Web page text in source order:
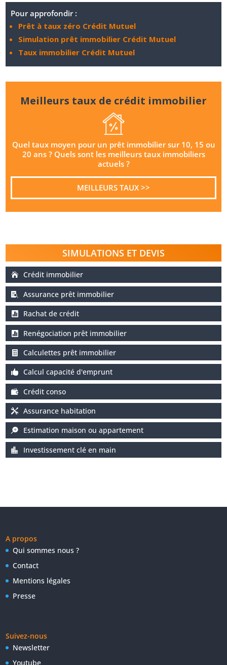
Pour approfondir :
Prêt à taux zéro Crédit Mutuel
Simulation prêt immobilier Crédit Mutuel
Taux immobilier Crédit Mutuel
Meilleurs taux de crédit immobilier
Quel taux moyen pour un prêt immobilier sur 10, 15 ou
20 ans ? Quels sont les meilleurs taux immobiliers
actuels ?
MEILLEURS TAUX >>
SIMULATIONS ET DEVIS
Crédit immobilier
Assurance prêt immobilier
Rachat de crédit
Renégociation prêt immobilier
Calculettes prêt immobilier
Calcul capacité d'emprunt
Crédit conso
Assurance habitation
Estimation maison ou appartement
Investissement clé en main
A propos
Qui sommes nous ?
Contact
Mentions légales
Presse
Suivez-nous
Newsletter
Youtube